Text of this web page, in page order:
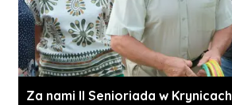
Za nami II Senioriada w Krynicach